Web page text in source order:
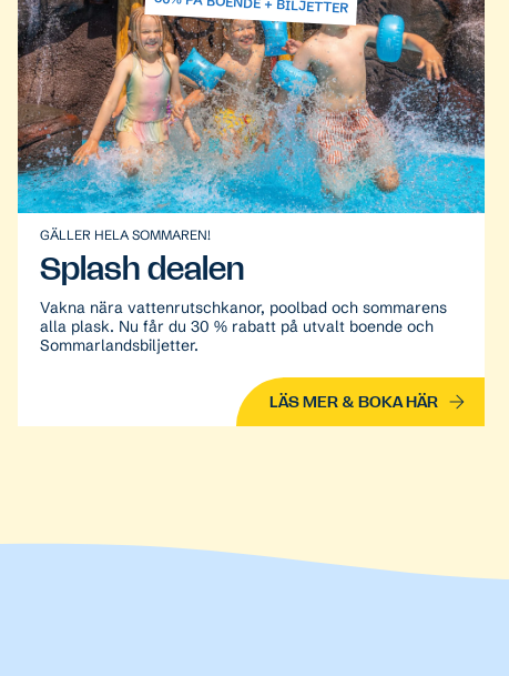
GÄLLER HELA SOMMAREN!
Splash dealen
Vakna nära vattenrutschkanor, poolbad och sommarens
alla plask. Nu får du 30 % rabatt på utvalt boende och
Sommarlandsbiljetter.
LÄS MER & BOKA HÄR